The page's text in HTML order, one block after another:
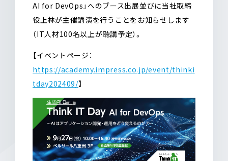
AI for DevOps」へのブース出展並びに当社取締
役上林が主催講演を行うことをお知らせします
（IT人材100名以上が聴講予定）。
【イベントページ：
https://academy.impress.co.jp/event/thinki
tday202409/】